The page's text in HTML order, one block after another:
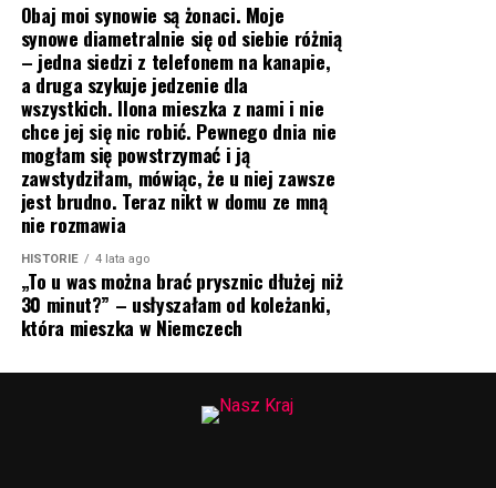
Obaj moi synowie są żonaci. Moje
synowe diametralnie się od siebie różnią
– jedna siedzi z telefonem na kanapie,
a druga szykuje jedzenie dla
wszystkich. Ilona mieszka z nami i nie
chce jej się nic robić. Pewnego dnia nie
mogłam się powstrzymać i ją
zawstydziłam, mówiąc, że u niej zawsze
jest brudno. Teraz nikt w domu ze mną
nie rozmawia
HISTORIE 4 lata ago
„To u was można brać prysznic dłużej niż
30 minut?” – usłyszałam od koleżanki,
która mieszka w Niemczech